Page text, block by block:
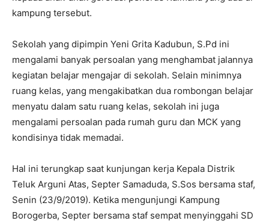
kampung tersebut.
Sekolah yang dipimpin Yeni Grita Kadubun, S.Pd ini
mengalami banyak persoalan yang menghambat jalannya
kegiatan belajar mengajar di sekolah. Selain minimnya
ruang kelas, yang mengakibatkan dua rombongan belajar
menyatu dalam satu ruang kelas, sekolah ini juga
mengalami persoalan pada rumah guru dan MCK yang
kondisinya tidak memadai.
Hal ini terungkap saat kunjungan kerja Kepala Distrik
Teluk Arguni Atas, Septer Samaduda, S.Sos bersama staf,
Senin (23/9/2019). Ketika mengunjungi Kampung
Borogerba, Septer bersama staf sempat menyinggahi SD